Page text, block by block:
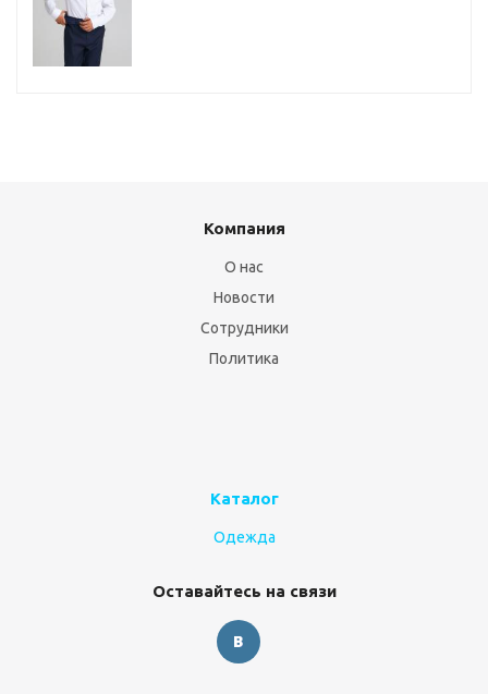
Компания
О нас
Новости
Сотрудники
Политика
Каталог
Одежда
Оставайтесь на связи